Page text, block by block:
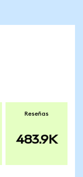
Reseñas
483.9K